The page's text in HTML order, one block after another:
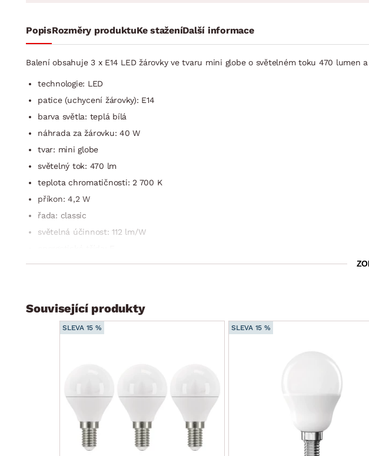
PopisRozměry produktuKe staženíDalší informace
Balení obsahuje 3 x E14 LED žárovky ve tvaru mini globe o světelném toku 470 lumen
technologie: LED
patice (uchycení žárovky): E14
barva světla: teplá bílá
náhrada za žárovku: 40 W
tvar: mini globe
světelný tok: 470 lm
teplota chromatičnosti: 2 700 K
příkon: 4,2 W
řada: classic
světelná účinnost: 112 lm/W
úhel vyzařování: 150°
počet spínacích cyklů: 30 000
index podání barev (CRI): 80
prodejní obal: 3 ks, krabička
Související produkty
SLEVA 15 % SLEVA 15 %